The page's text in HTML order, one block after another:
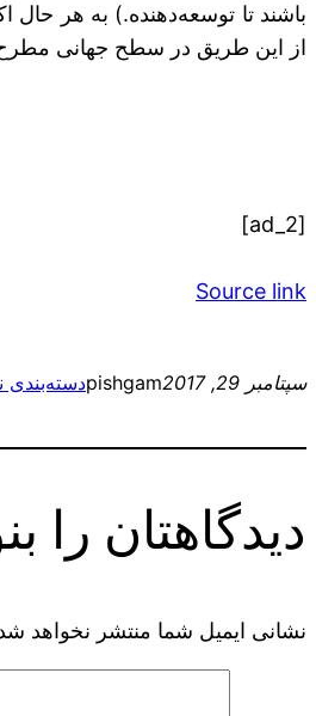
باشند تا توسعه‌دهنده.) به هر حال
از این طریق در سطح جهانی مطرح
[ad_2]
Source link
سپتامبر 29, 2017 pishgamدسته‌بندی
دیدگاهتان را
نشانی ایمیل شما منتشر نخواهد